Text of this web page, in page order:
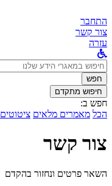
התחבר
צור קשר
עזרה
לחפש
ב:חפש
חיפוש מתקדם
חפש ב:
הכל מאמרים מלאים ציטוטים
צור קשר
השאר פרטים ונחזור בהקדם